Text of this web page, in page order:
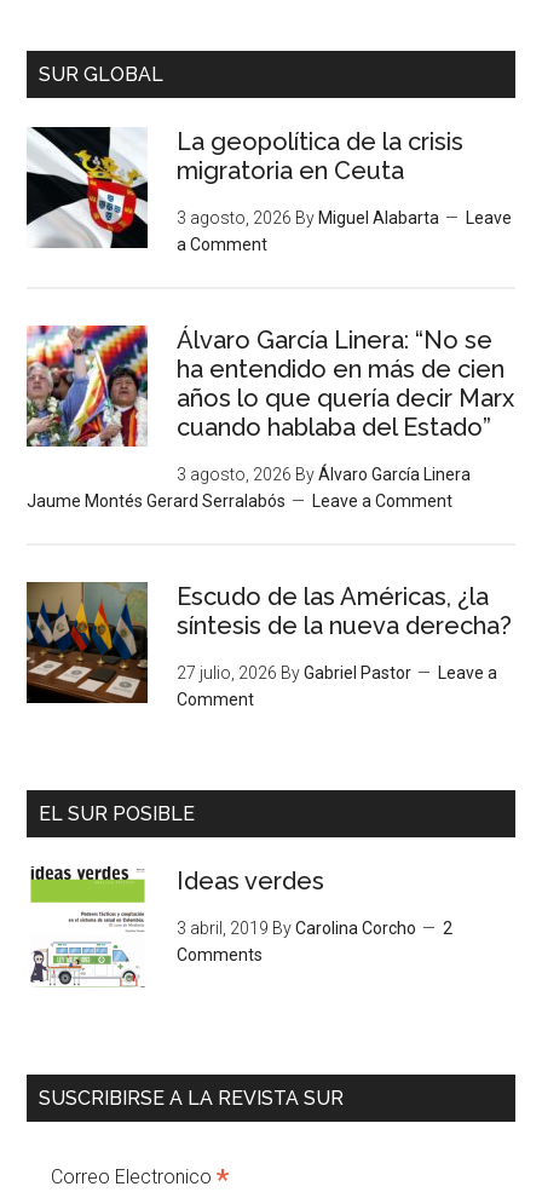
SUR GLOBAL
La geopolítica de la crisis
migratoria en Ceuta
3 agosto, 2026 By Miguel Alabarta
Leave
a Comment
Álvaro García Linera: “No se
ha entendido en más de cien
años lo que quería decir Marx
cuando hablaba del Estado”
3 agosto, 2026 ByÁlvaro García Linera
Jaume Montés Gerard Serralabós
Leave a Comment
Escudo de las Américas, ¿la
síntesis de la nueva derecha?
27 julio, 2026 ByGabriel Pastor
Leave a
Comment
EL SUR POSIBLE
Ideas verdes
3 abril, 2019 ByCarolina Corcho
2
Comments
SUSCRIBIRSE A LA REVISTA SUR
Correo Electronico*